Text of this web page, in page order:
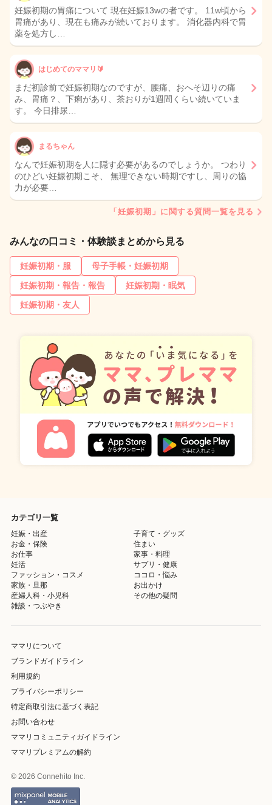
妊娠初期の胃痛について 現在妊娠13wの者です。 11w頃から
胃痛があり、現在も痛みが続いております。 消化器内科で胃
薬を処方し…
はじめてのママリ🔰
まだ初診前で妊娠初期なのですが、腰痛、おへそ辺りの痛
み、胃痛？、下痢があり、茶おりが1週間くらい続いていま
す。 今日排尿…
まるちゃん
なんで妊娠初期を人に隠す必要があるのでしょうか。 つわり
のひどい妊娠初期こそ、 無理できない時期ですし、周りの協
力が必要…
「妊娠初期」に関する質問一覧を見る
みんなの口コミ・体験談まとめから見る
妊娠初期・服
母子手帳・妊娠初期
妊娠初期・報告・報告
妊娠初期・眠気
妊娠初期・友人
カテゴリ一覧
妊娠・出産
子育て・グッズ
お金・保険
住まい
お仕事
家事・料理
妊活
サプリ・健康
ファッション・コスメ
ココロ・悩み
家族・旦那
お出かけ
産婦人科・小児科
その他の疑問
雑談・つぶやき
ママリについて
ブランドガイドライン
利用規約
プライバシーポリシー
特定商取引法に基づく表記
お問い合わせ
ママリコミュニティガイドライン
ママリプレミアムの解約
© 2026 Connehito Inc.